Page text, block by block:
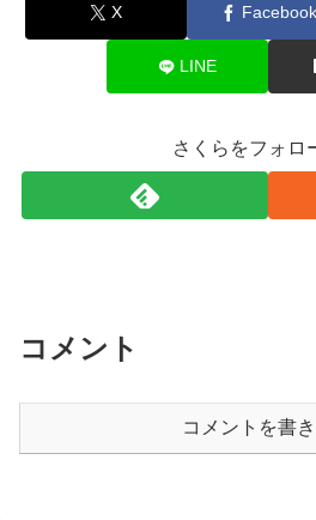
X Facebook
LINE
さくらをフォロ
コメント
コメントを書